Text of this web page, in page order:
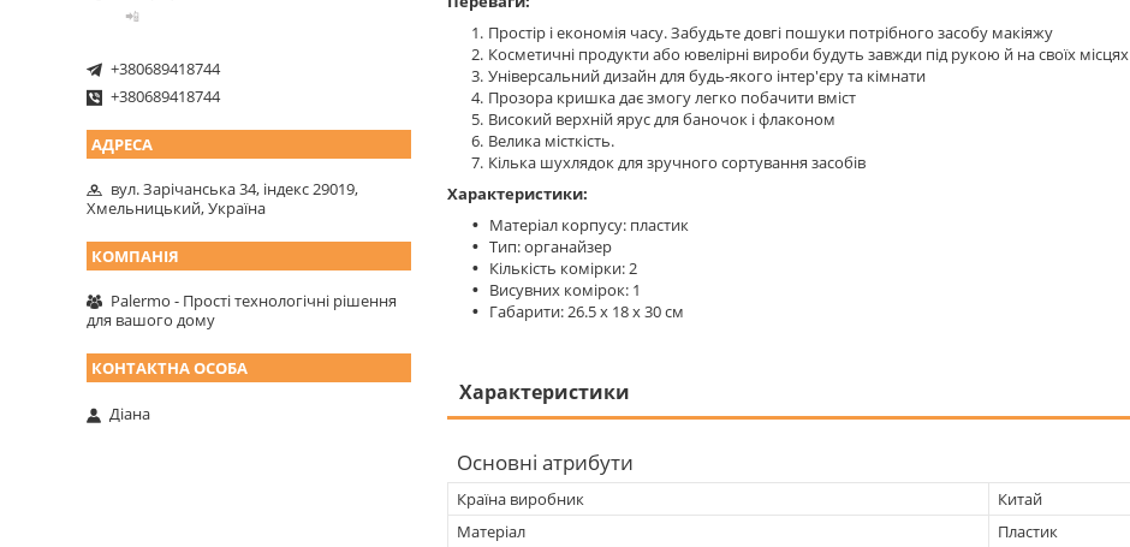
Простір і економія часу. Забудьте довгі пошуки потрібного засобу макіяжу
Косметичні продукти або ювелірні вироби будуть завжди під рукою й на своїх місцях
Універсальний дизайн для будь-якого інтер'єру та кімнати
Прозора кришка дає змогу легко побачити вміст
Високий верхній ярус для баночок і флаконом
Велика місткість.
Кілька шухлядок для зручного сортування засобів
Характеристики:
Матеріал корпусу: пластик
Тип: органайзер
Кількість комірки: 2
Висувних комірок: 1
Габарити: 26.5 х 18 х 30 см
Характеристики
Основні атрибути
Країна виробник
Китай
Матеріал
Пластик
📲
+380689418744
+380689418744
вул. Зарічанська 34, індекс 29019,
Хмельницький, Україна
Palermo - Прості технологічні рішення
для вашого дому
Діана